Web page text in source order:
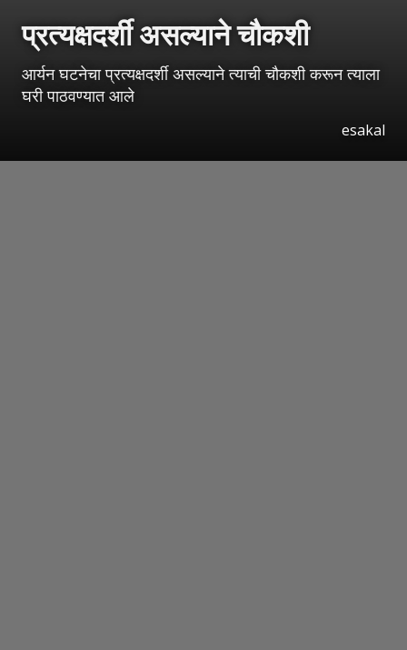
प्रत्यक्षदर्शी असल्याने चौकशी
आर्यन घटनेचा प्रत्यक्षदर्शी असल्याने त्याची चौकशी करून त्याला
घरी पाठवण्यात आले
esakal